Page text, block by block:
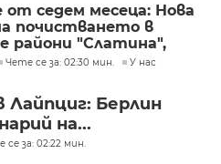
от седем месеца: Нова
почистването в
райони "Слатина",
Чете се за: 02:30 мин. У нас
Берлин
на...
се за: 02:22 мин.